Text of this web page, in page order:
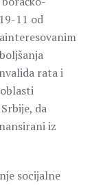
11 od
rata i
da
iz
socijalne